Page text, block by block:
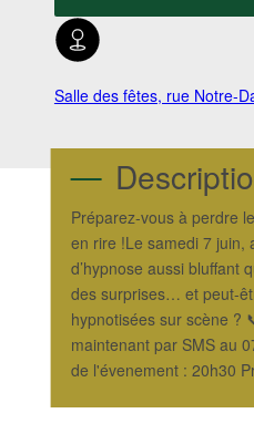
Salle des fêtes, rue Notre-
Préparez-vous à perdre
en rire !Le samedi 7 juin,
d’hypnose aussi bluffant
des surprises… et peut-
hypnotisées sur scène ?
maintenant par SMS au
de l'évenement : 20h30